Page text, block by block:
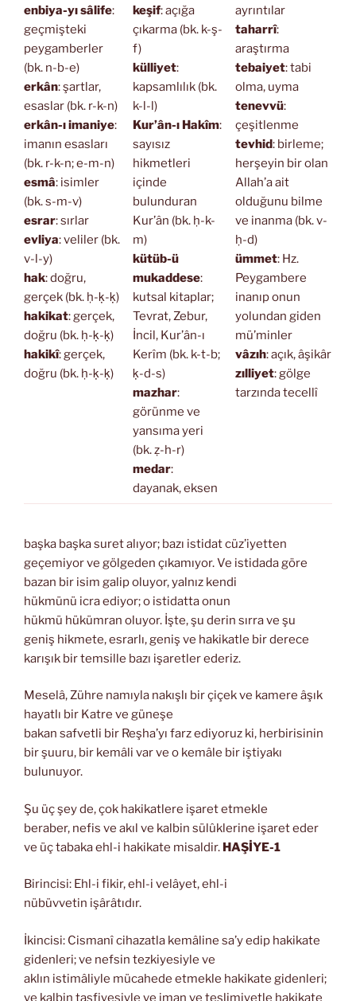
enbiya-yı sâlife:
geçmişteki
peygamberler
(bk. n-b-e)
erkân: şartlar,
esaslar (bk. r-k-n)
erkân-ı imaniye:
imanın esasları
(bk. r-k-n; e-m-n)
esmâ: isimler
(bk. s-m-v)
esrar: sırlar
evliya: veliler (bk.
v-l-y)
hak: doğru,
gerçek (bk. ḥ-ḳ-ḳ)
hakikat: gerçek,
doğru (bk. ḥ-ḳ-ḳ)
hakikî: gerçek,
doğru (bk. ḥ-ḳ-ḳ)
keşif: açığa
çıkarma (bk. k-ş-
f)
külliyet:
kapsamlılık (bk.
k-l-l)
Kur’ân-ı Hakîm:
sayısız
hikmetleri
içinde
bulunduran
Kur’ân (bk. ḥ-k-
m)
kütüb-ü
mukaddese:
kutsal kitaplar;
Tevrat, Zebur,
İncil, Kur’ân-ı
Kerîm (bk. k-t-b;
ḳ-d-s)
mazhar:
görünme ve
yansıma yeri
(bk. ẓ-h-r)
medar:
dayanak, eksen
ayrıntılar
taharrî:
araştırma
tebaiyet: tabi
olma, uyma
tenevvü:
çeşitlenme
tevhid: birleme;
herşeyin bir olan
Allah’a ait
olduğunu bilme
ve inanma (bk. v-
ḥ-d)
ümmet: Hz.
Peygambere
inanıp onun
yolundan giden
mü’minler
vâzıh: açık, âşikâr
zılliyet: gölge
tarzında tecellî
başka başka suret alıyor; bazı istidat cüz’iyetten
geçemiyor ve gölgeden çıkamıyor. Ve istidada göre
bazan bir isim galip oluyor, yalnız kendi
hükmünü icra ediyor; o istidatta onun
hükmü hükümran oluyor. İşte, şu derin sırra ve şu
geniş hikmete, esrarlı, geniş ve hakikatle bir derece
karışık bir temsille bazı işaretler ederiz.
Meselâ, Zühre namıyla nakışlı bir çiçek ve kamere âşık
hayatlı bir Katre ve güneşe
bakan safvetli bir Reşha’yı farz ediyoruz ki, herbirisinin
bir şuuru, bir kemâli var ve o kemâle bir iştiyakı
bulunuyor.
Şu üç şey de, çok hakikatlere işaret etmekle
beraber, nefis ve akıl ve kalbin sülûklerine işaret eder
ve üç tabaka ehl-i hakikate misaldir. HAŞİYE-1
Birincisi: Ehl-i fikir, ehl-i velâyet, ehl-i
nübüvvetin işârâtıdır.
İkincisi: Cismanî cihazatla kemâline sa’y edip hakikate
gidenleri; ve nefsin tezkiyesiyle ve
aklın istimâliyle mücahede etmekle hakikate gidenleri;
ve kalbin tasfiyesiyle ve iman ve teslimiyetle hakikate